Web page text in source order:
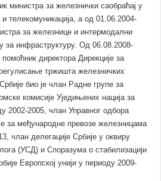
министра за железнички саобраћај у
телекомуникација, а од 01.06.2004-
за железнице и интермодални
за инфраструктуру. Од 06.08.2008-
директора Дирекције за
тржишта железничких
био је члан Радне групе за
комисије Уједињених нација за
2002-2005, члан Управног одбора
за међународне превозе железницама
члан делегације Србије у оквиру
(УСД) и Споразума о стабилизацији
Европској унији у периоду 2009-